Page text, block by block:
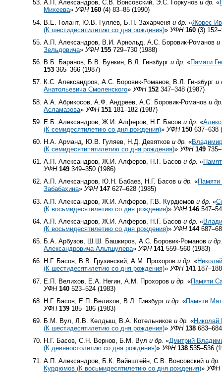
А.П. Александров, С.В. Вонсовский, Э.С. Горкунови др. «
Михеева»УФН 160 (4) 83–85 (1990)
В.Е. Голант, Ю.В. Гуляев, Б.П. Захарченяи др. «Жорес
(К шестидесятилетию со дня рождения)»УФН 160 (3)
А.П. Александров, В.И. Арнольд, А.С. Боровик-Романови
Зельдовича»УФН 155 729–730 (1988)
В.Б. Баранов, Б.В. Бункин, В.Л. Гинзбурги др. «Памяти
153 365–366 (1987)
К.С. Александров, А.С. Боровик-Романов, В.Л. Гинзбурги
Анатольевича Смоленского»УФН 152 347–348 (1987)
А.А. Абрикосов, А.Ф. Андреев, А.С. Боровик-Романови
Асламазова»УФН 151 181–182 (1987)
Е.Б. Александров, Ж.И. Алферов, Н.Г. Басови др. «
(К семидесятилетию со дня рождения)»УФН 150 637–638
Н.А. Арманд, Ю.В. Гуляев, Н.Д. Девяткови др. «
(К семидесятипятилетию со дня рождения)»УФН 149
А.П. Александров, Ж.И. Алферов, Н.Г. Басови др. «
УФН 149 349–350 (1986)
А.П. Александров, Ю.Н. Бабаев, Н.Г. Басови др. «Памяти
Забабахина»УФН 147 627–628 (1985)
А.П. Александров, Ж.И. Алферов, Г.В. Курдюмови др. «
(К восьмидесятилетию со дня рождения)»УФН 146
А.П. Александров, Ж.И. Алферов, Н.Г. Басови др. «
(К восьмидесятилетию со дня рождения)»УФН 144
Б.А. Арбузов, Ш.Ш. Башкиров, А.С. Боровик-Романови
Александровича Альтшулера»УФН 141 559–560 (1983)
Н.Г. Басов, В.В. Грузинский, А.М. Прохорови др. «
(К шестидесятилетию со дня рождения)»УФН 141
Е.П. Велихов, Е.А. Негин, А.М. Прохорови др. «Памяти
УФН 140 523–524 (1983)
Н.Г. Басов, Е.П. Велихов, В.Л. Гинзбурги др. «Памяти
УФН 139 185–186 (1983)
Б.М. Вул, Л.В. Келдыш, В.А. Котельникови др. «Николай
(К шестидесятилетию со дня рождения)»УФН 138
Н.Г. Басов, С.Н. Вернов, Б.М. Вули др. «Дмитрий
(К девяностолетию со дня рождения)»УФН 138 535–536
А.П. Александров, Б.К. Вайнштейн, С.В. Вонсовскийи др.
Курдюмов (К восьмидесятилетию со дня рождения)»УФН